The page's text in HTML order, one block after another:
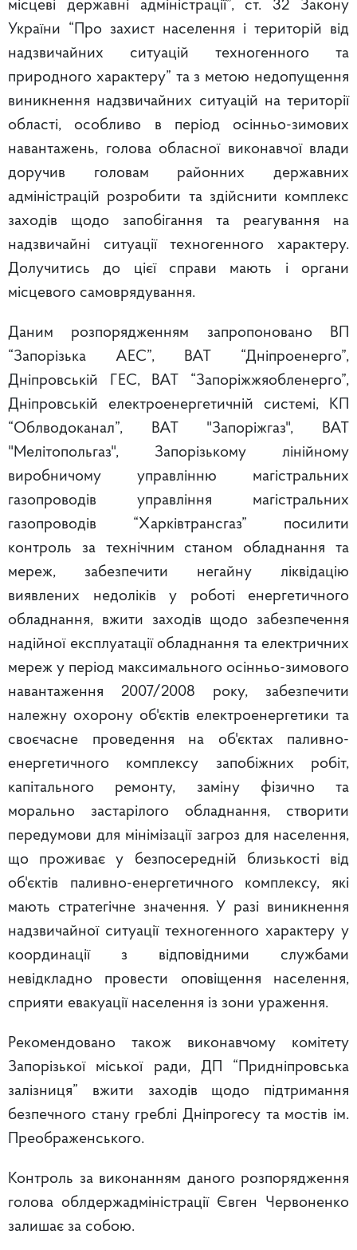
місцеві державні адміністрації”, ст. 32 Закону
України “Про захист населення і територій від
надзвичайних ситуацій техногенного та
природного характеру” та з метою недопущення
виникнення надзвичайних ситуацій на території
області, особливо в період осінньо-зимових
навантажень, голова обласної виконавчої влади
доручив головам районних державних
адміністрацій розробити та здійснити комплекс
заходів щодо запобігання та реагування на
надзвичайні ситуації техногенного характеру.
Долучитись до цієї справи мають і органи
місцевого самоврядування.
Даним розпорядженням запропоновано ВП
“Запорізька АЕС”, ВАТ “Дніпроенерго”,
Дніпровській ГЕС, ВАТ “Запоріжжяобленерго”,
Дніпровській електроенергетичній системі, КП
“Облводоканал”, ВАТ "Запоріжгаз", ВАТ
"Мелітопольгаз", Запорізькому лінійному
виробничому управлінню магістральних
газопроводів управління магістральних
газопроводів “Харківтрансгаз” посилити
контроль за технічним станом обладнання та
мереж, забезпечити негайну ліквідацію
виявлених недоліків у роботі енергетичного
обладнання, вжити заходів щодо забезпечення
надійної експлуатації обладнання та електричних
мереж у період максимального осінньо-зимового
навантаження 2007/2008 року, забезпечити
належну охорону об'єктів електроенергетики та
своєчасне проведення на об'єктах паливно-
енергетичного комплексу запобіжних робіт,
капітального ремонту, заміну фізично та
морально застарілого обладнання, створити
передумови для мінімізації загроз для населення,
що проживає у безпосередній близькості від
об'єктів паливно-енергетичного комплексу, які
мають стратегічне значення. У разі виникнення
надзвичайної ситуації техногенного характеру у
координації з відповідними службами
невідкладно провести оповіщення населення,
сприяти евакуації населення із зони ураження.
Рекомендовано також виконавчому комітету
Запорізької міської ради, ДП “Придніпровська
залізниця” вжити заходів щодо підтримання
безпечного стану греблі Дніпрогесу та мостів ім.
Преображенського.
Контроль за виконанням даного розпорядження
голова облдержадміністрації Євген Червоненко
залишає за собою.